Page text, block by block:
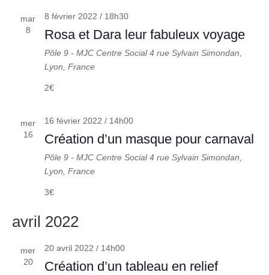
mar
8
8 février 2022 / 18h30
Rosa et Dara leur fabuleux voyage
Pôle 9 - MJC Centre Social4 rue Sylvain Simondan,
Lyon, France
2€
mer
16
16 février 2022 / 14h00
Création d’un masque pour carnaval
Pôle 9 - MJC Centre Social4 rue Sylvain Simondan,
Lyon, France
3€
avril 2022
mer
20
20 avril 2022 / 14h00
Création d’un tableau en relief